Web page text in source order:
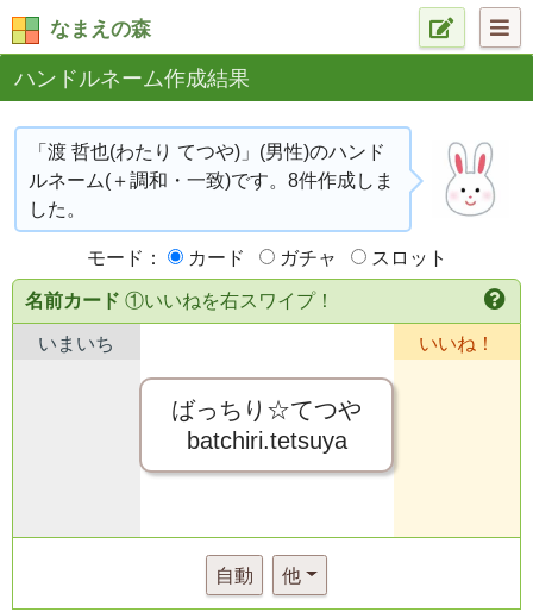
なまえの森
ハンドルネーム作成結果
「渡 哲也(わたり てつや)」(男性)のハンド
ルネーム(＋調和・一致)です。8件作成しま
した。
モード： カード ガチャ スロット
名前カード ①いいねを右スワイプ！
いまいち
ばっちり☆てつや
batchiri.tetsuya
いいね！
自動 他